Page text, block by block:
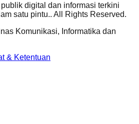
digital dan informasi terkini
satu pintu.. All Rights Reserved.
Komunikasi, Informatika dan
& Ketentuan